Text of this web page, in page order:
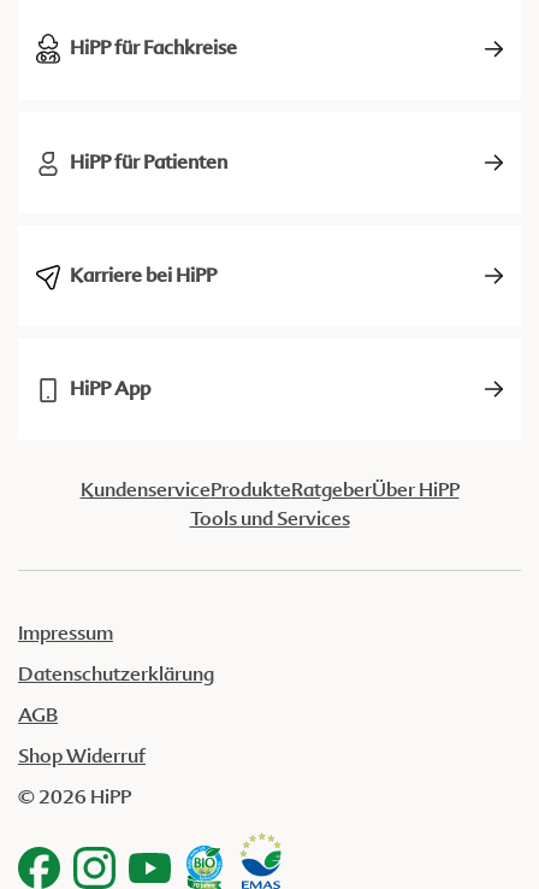
HiPP für Fachkreise
HiPP für Patienten
Karriere bei HiPP
HiPP App
KundenserviceProdukteRatgeberÜber HiPP
Tools und Services
Impressum
Datenschutzerklärung
AGB
Shop Widerruf
© 2026 HiPP